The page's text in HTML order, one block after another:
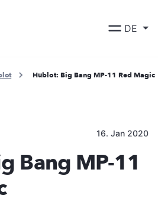
DE
Hublot: Big Bang MP-11 Red Magic
16. Jan 2020
Bang MP-11